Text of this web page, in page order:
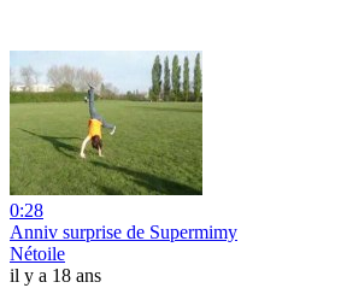
0:28
Anniv surprise de Supermimy
Nétoile
il y a 18 ans